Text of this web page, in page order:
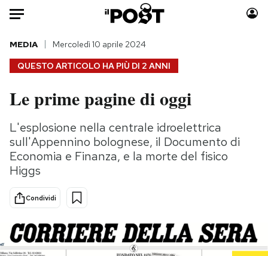
Auto
HOME
Italia
Politica
Tecnologia
Internet
Scienza
Cultura
Economia
Sport
Moda
Consumismi
Storie/Idee
Altrecose
Mondiali calcio 2026
QUESTO ARTICOLO HA PIÙ DI 2 ANNI
MEDIA Mercoledì 10 aprile 2024
Le prime pagine di oggi
L'esplosione nella centrale idroelettrica
sull'Appennino bolognese, il Documento di
Economia e Finanza, e la morte del fisico
Higgs
Condividi